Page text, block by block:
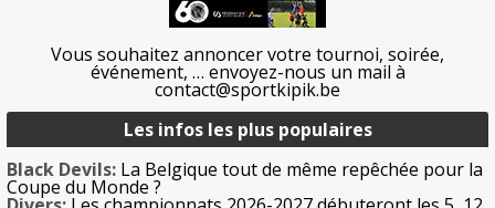
Vous souhaitez annoncer votre tournoi, soirée,
événement, … envoyez-nous un mail à
contact@sportkipik.be
Les infos les plus populaires
Black Devils: La Belgique tout de même repêchée pour la
Coupe du Monde ?